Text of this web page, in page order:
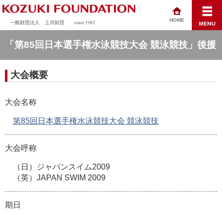
一般財団法人 上月財団 since 1982 HOME
「第85回日本選手権水泳競技大会 競泳競技」後援
大会概要
大会名称
第85回日本選手権水泳競技大会 競泳競技
大会呼称
（日）ジャパンスイム2009
（英）JAPAN SWIM 2009
期日